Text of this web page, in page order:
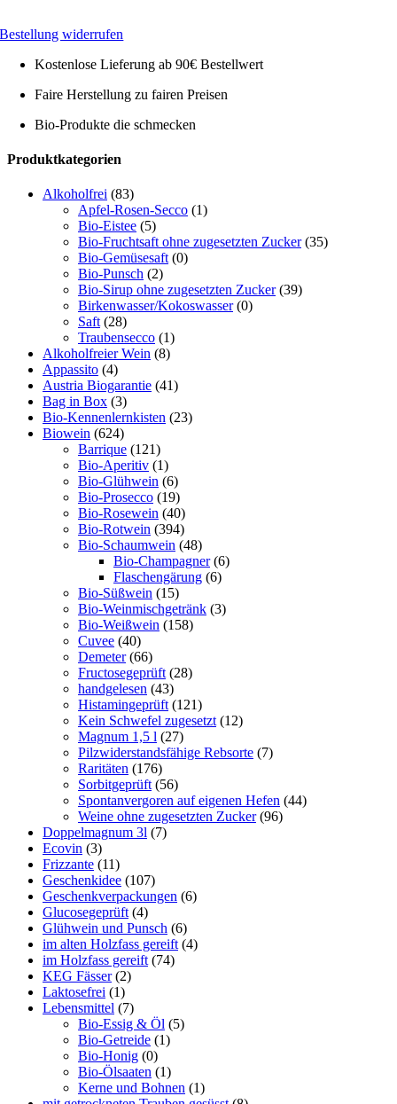
Bestellung widerrufen
Kostenlose Lieferung ab 90€ Bestellwert
Faire Herstellung zu fairen Preisen
Bio-Produkte die schmecken
Toggle
Produktkategorien
Alkoholfrei (83)
Apfel-Rosen-Secco (1)
Bio-Eistee (5)
Bio-Fruchtsaft ohne zugesetzten Zucker (35)
Bio-Gemüsesaft (0)
Bio-Punsch (2)
Bio-Sirup ohne zugesetzten Zucker (39)
Birkenwasser/Kokoswasser (0)
Saft (28)
Traubensecco (1)
Alkoholfreier Wein (8)
Appassito (4)
Austria Biogarantie (41)
Bag in Box (3)
Bio-Kennenlernkisten (23)
Biowein (624)
Barrique (121)
Bio-Aperitiv (1)
Bio-Glühwein (6)
Bio-Prosecco (19)
Bio-Rosewein (40)
Bio-Rotwein (394)
Bio-Schaumwein (48)
Bio-Champagner (6)
Flaschengärung (6)
Bio-Süßwein (15)
Bio-Weinmischgetränk (3)
Bio-Weißwein (158)
Cuvee (40)
Demeter (66)
Fructosegeprüft (28)
handgelesen (43)
Histamingeprüft (121)
Kein Schwefel zugesetzt (12)
Magnum 1,5 l (27)
Pilzwiderstandsfähige Rebsorte (7)
Raritäten (176)
Sorbitgeprüft (56)
Spontanvergoren auf eigenen Hefen (44)
Weine ohne zugesetzten Zucker (96)
Doppelmagnum 3l (7)
Ecovin (3)
Frizzante (11)
Geschenkidee (107)
Geschenkverpackungen (6)
Glucosegeprüft (4)
Glühwein und Punsch (6)
im alten Holzfass gereift (4)
im Holzfass gereift (74)
KEG Fässer (2)
Laktosefrei (1)
Lebensmittel (7)
Bio-Essig & Öl (5)
Bio-Getreide (1)
Bio-Honig (0)
Bio-Ölsaaten (1)
Kerne und Bohnen (1)